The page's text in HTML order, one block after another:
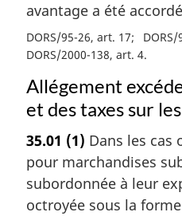
avantage a été
DORS/95-26, art. 17
DORS/2000-138, art. 4
Allégement
et des taxes sur
35.01 (1) Dans les cas
pour marchandises
subordonnée à leur
octroyée sous la